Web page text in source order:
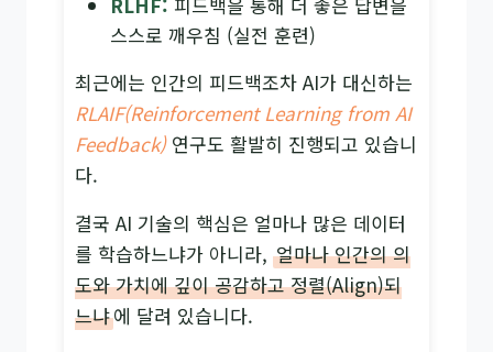
스스로 깨우침 (실전 훈련)
최근에는 인간의 피드백조차 AI가 대신하는
RLAIF(Reinforcement Learning from AI
Feedback)연구도 활발히 진행되고 있습니
다.
결국 AI 기술의 핵심은 얼마나 많은 데이터
를 학습하느냐가 아니라, 얼마나 인간의 의
도와 가치에 깊이 공감하고 정렬(Align)되
느냐에 달려 있습니다.